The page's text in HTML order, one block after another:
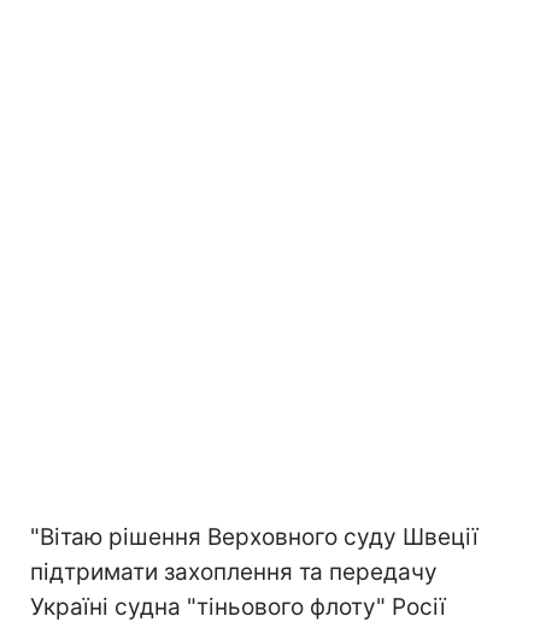
"Вітаю рішення Верховного суду Швеції
підтримати захоплення та передачу
Україні судна "тіньового флоту" Росії